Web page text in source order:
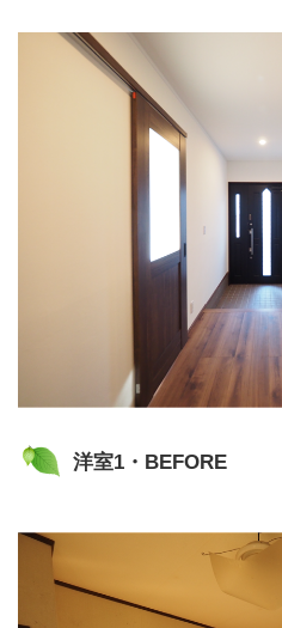
洋室1・BEFORE